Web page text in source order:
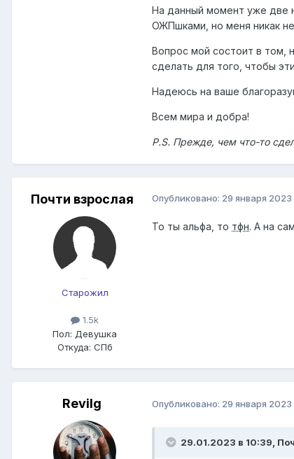
На данный момент уже две
ОЖПшками, но меня никак
Вопрос мой состоит в том,
сделать для того, чтобы
Надеюсь на ваше
Всем мира и добра!
P.S. Прежде, чем что-то
Почти взрослая
Старожил
1.5k
Пол: Девушка
Откуда: СПб
Опубликовано: 29 января 2023
То ты альфа, то тфн. А на
Revilg Опубликовано: 29 января 2023
29.01.2023 в 10:39,